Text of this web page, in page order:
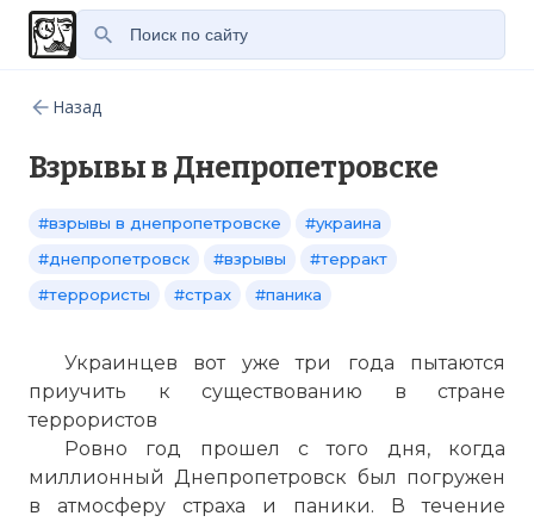
Назад
Взрывы в Днепропетровске
#взрывы в днепропетровске
#украина
#днепропетровск
#взрывы
#терракт
#террористы
#страх #паника
Украинцев вот уже три года пытаются
приучить к существованию в стране
террористов
Ровно год прошел с того дня, когда
миллионный Днепропетровск был погружен
в атмосферу страха и паники. В течение